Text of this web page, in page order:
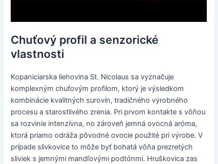
Chuťový profil a senzorické
vlastnosti
Kopaniciarska liehovina St. Nicolaus sa vyznačuje
komplexným chuťovým profilom, ktorý je výsledkom
kombinácie kvalitných surovín, tradičného výrobného
procesu a starostlivého zrenia. Pri prvom kontakte s vôňou
sa rozvinie intenzívna, no zároveň jemná ovocná aróma,
ktorá priamo odráža pôvodné ovocie použité pri výrobe. V
prípade slivkovice to môže byť bohatá vôňa prezretých
sliviek s jemnými mandľovými podtónmi. Hruškovica zas